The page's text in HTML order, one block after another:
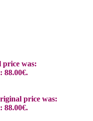
price was:
88.00€.
price was:
88.00€.